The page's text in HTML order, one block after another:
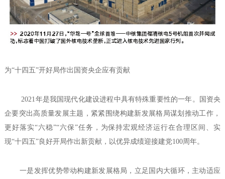
为“十四五”开好局作出国资央企应有贡献
2021年是我国现代化建设进程中具有特殊重要性的一年。国资央
企要突出高质量发展主题，紧紧围绕构建新发展格局谋划推动工作，
更好落实“六稳”“六保”任务，为保持宏观经济运行在合理区间、实
现“十四五”良好开局作出新贡献，以优异成绩迎接建党100周年。
一是发挥优势带动构建新发展格局，立足国内大循环，主动适应